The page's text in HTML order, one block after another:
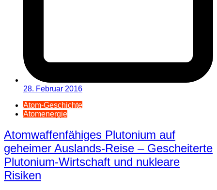
28. Februar 2016
Atom-Geschichte
Atomenergie
Atomwaffenfähiges Plutonium auf
geheimer Auslands-Reise – Gescheiterte
Plutonium-Wirtschaft und nukleare
Risiken